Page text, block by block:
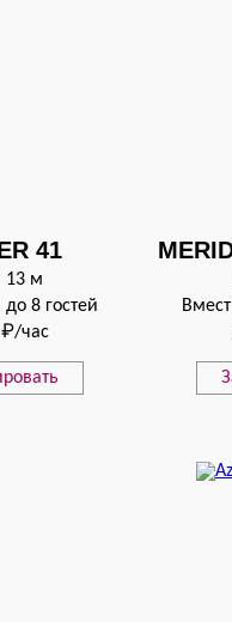
41
13 м
8 гостей
час